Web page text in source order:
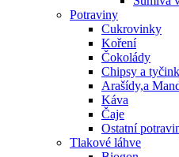
Potraviny
Cukrovinky
Koření
Čokolády
Chipsy a
Arašídy,a
Káva
Čaje
Ostatní
Tlakové láhve